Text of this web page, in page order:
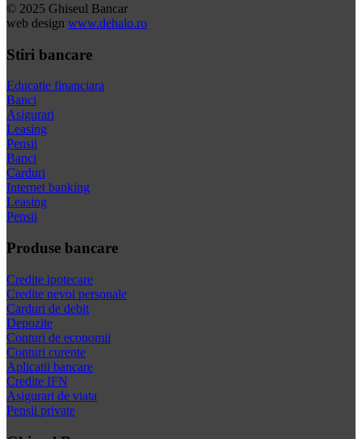
© 2025 Ghiseul Bancar
web design www.dehalo.ro
Stiri bancare
Educatie financiara
Banci
Asigurari
Leasing
Pensii
Banci
Carduri
Internet banking
Leasing
Pensii
Produse bancare
Credite ipotecare
Credite nevoi personale
Carduri de debit
Depozite
Conturi de economii
Conturi curente
Aplicatii bancare
Credite IFN
Asigurari de viata
Pensii private